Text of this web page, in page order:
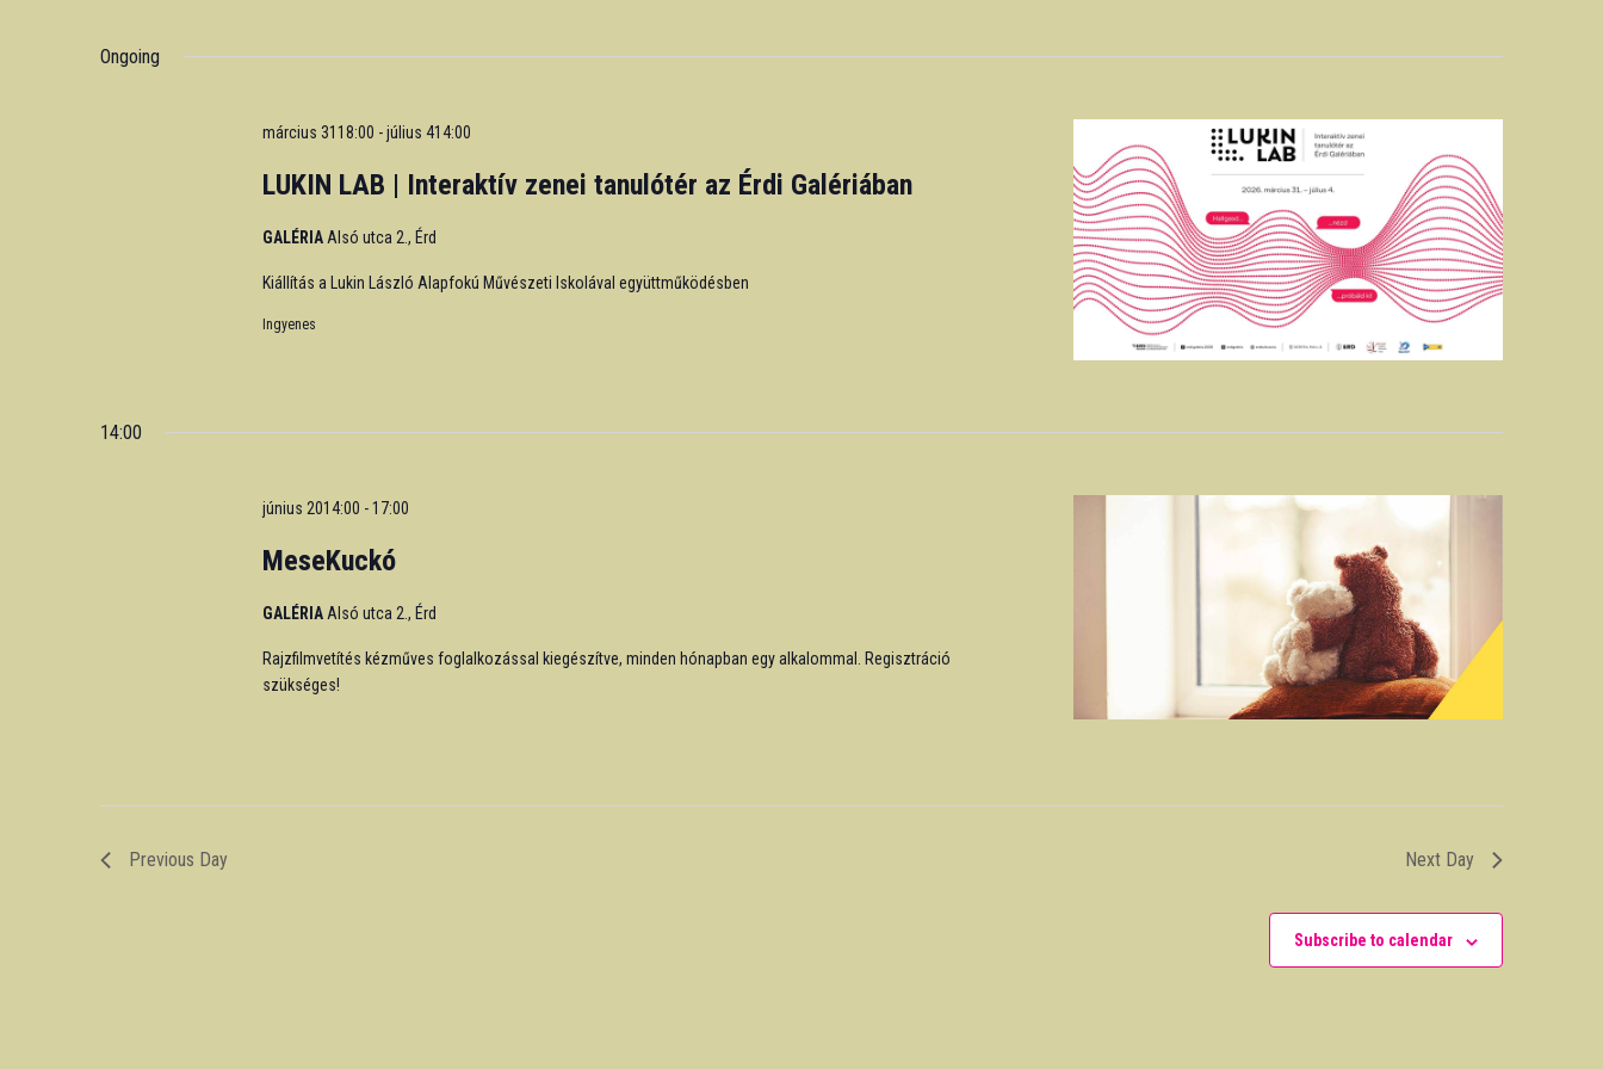
Keyword.
date.
Ongoing
március 3118:00 -július 414:00
LUKIN LAB | Interaktív zenei tanulótér az Érdi Galériában
GALÉRIA Alsó utca 2., Érd
Kiállítás a Lukin László Alapfokú Művészeti Iskolával együttműködésben
Ingyenes
14:00
június 2014:00 -17:00
MeseKuckó
GALÉRIA Alsó utca 2., Érd
Rajzfilmvetítés kézműves foglalkozással kiegészítve, minden hónapban egy alkalommal. Regisztráció
szükséges!
Previous Day Next Day
Subscribe to calendar